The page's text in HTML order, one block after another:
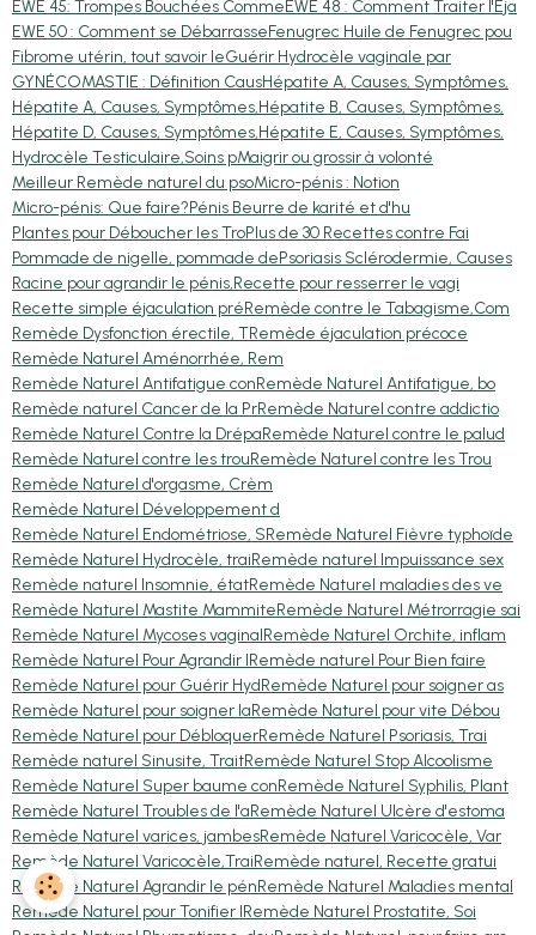
EWE 45: Trompes Bouchées CommeEWE 48 : Comment Traiter l'Éja
EWE 50 : Comment se DébarrasseFenugrec Huile de Fenugrec pou
Fibrome utérin, tout savoir leGuérir Hydrocèle vaginale par
GYNÉCOMASTIE : Définition CausHépatite A, Causes, Symptômes,
Hépatite A, Causes, Symptômes,Hépatite B, Causes, Symptômes,
Hépatite D, Causes, Symptômes,Hépatite E, Causes, Symptômes,
Hydrocèle Testiculaire,Soins pMaigrir ou grossir à volonté
Meilleur Remède naturel du psoMicro-pénis : Notion
Micro-pénis: Que faire?Pénis Beurre de karité et d'hu
Plantes pour Déboucher les TroPlus de 30 Recettes contre Fai
Pommade de nigelle, pommade dePsoriasis Sclérodermie, Causes
Racine pour agrandir le pénis,Recette pour resserrer le vagi
Recette simple éjaculation préRemède contre le Tabagisme,Com
Remède Dysfonction érectile, TRemède éjaculation précoce
Remède Naturel Aménorrhée, Rem
Remède Naturel Antifatigue conRemède Naturel Antifatigue, bo
Remède naturel Cancer de la PrRemède Naturel contre addictio
Remède Naturel Contre la DrépaRemède Naturel contre le palud
Remède Naturel contre les trouRemède Naturel contre les Trou
Remède Naturel d'orgasme, Crèm
Remède Naturel Développement d
Remède Naturel Endométriose, SRemède Naturel Fièvre typhoïde
Remède Naturel Hydrocèle, traiRemède naturel Impuissance sex
Remède naturel Insomnie, étatRemède Naturel maladies des ve
Remède Naturel Mastite MammiteRemède Naturel Métrorragie sai
Remède Naturel Mycoses vaginalRemède Naturel Orchite, inflam
Remède Naturel Pour Agrandir lRemède naturel Pour Bien faire
Remède Naturel pour Guérir HydRemède Naturel pour soigner as
Remède Naturel pour soigner laRemède Naturel pour vite Débou
Remède Naturel pour DébloquerRemède Naturel Psoriasis, Trai
Remède naturel Sinusite, TraitRemède Naturel Stop Alcoolisme
Remède Naturel Super baume conRemède Naturel Syphilis, Plant
Remède Naturel Troubles de l'aRemède Naturel Ulcère d'estoma
Remède Naturel varices, jambesRemède Naturel Varicocèle, Var
Remède Naturel Varicocèle,TraiRemède naturel, Recette gratui
Remède Naturel Agrandir le pénRemède Naturel Maladies mental
Remède Naturel pour Tonifier lRemède Naturel Prostatite, Soi